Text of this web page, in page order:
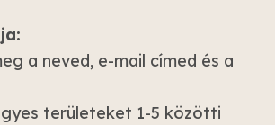
a neved, e-mail címed és a
területeket 1-5 közötti